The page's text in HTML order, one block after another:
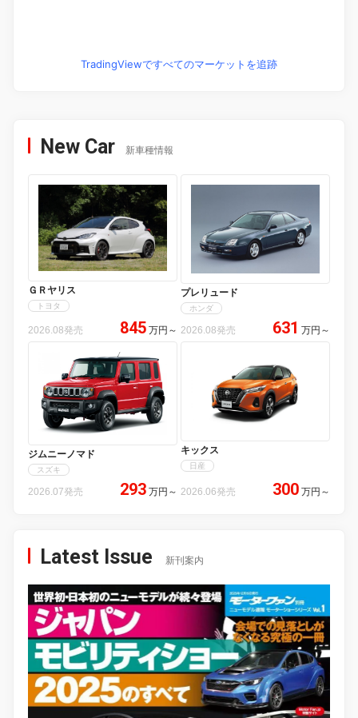
TradingViewですべてのマーケットを追跡
New Car 新車種情報
ＧＲヤリス
トヨタ
2026.08発売 845 万円 ～
プレリュード
ホンダ
2026.08発売 631 万円 ～
ジムニーノマド
スズキ
2026.07発売 293 万円 ～
キックス
日産
2026.06発売 300 万円 ～
Latest Issue 新刊案内